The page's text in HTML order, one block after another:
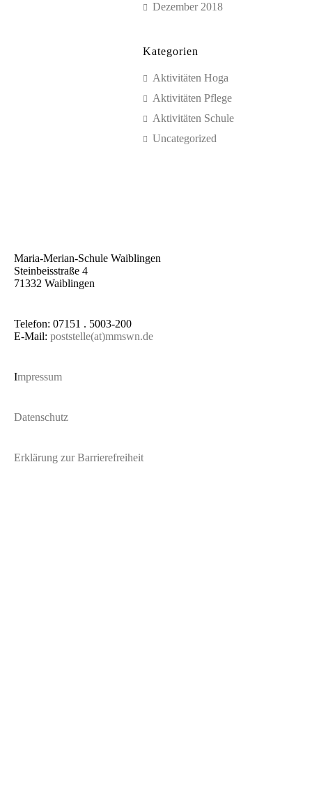
Dezember 2018
Kategorien
Aktivitäten Hoga
Aktivitäten Pflege
Aktivitäten Schule
Uncategorized
Maria-Merian-Schule Waiblingen
Steinbeisstraße 4
71332 Waiblingen
Telefon: 07151 . 5003-200
E-Mail: poststelle(at)mmswn.de
Impressum
Datenschutz
Erklärung zur Barrierefreiheit